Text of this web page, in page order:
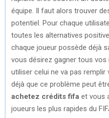
équipe. Il faut alors trouver
potentiel. Pour chaque
toutes les alternatives
chaque joueur possède déjà
vous désirez gagner tous vos
utiliser celui ne va pas
déjà que ce problème peut
achetez crédits fifa et vous
joueurs les plus rapides du